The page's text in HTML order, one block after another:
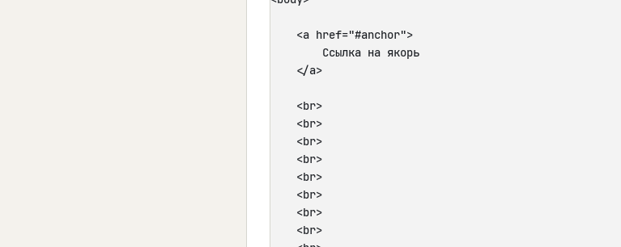
    <a href="#anchor">
        Ссылка на якорь
    </a>
    <br>
    <br>
    <br>
    <br>
    <br>
    <br>
    <br>
    <br>